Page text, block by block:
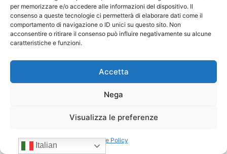
per memorizzare e/o accedere alle informazioni del dispositivo. Il
consenso a queste tecnologie ci permetterà di elaborare dati come il
comportamento di navigazione o ID unici su questo sito. Non
acconsentire o ritirare il consenso può influire negativamente su alcune
caratteristiche e funzioni.
Accetta
Nega
Visualizza le preferenze
Cookie Policy
nuovo Consiglio di Amministrazione
Italian